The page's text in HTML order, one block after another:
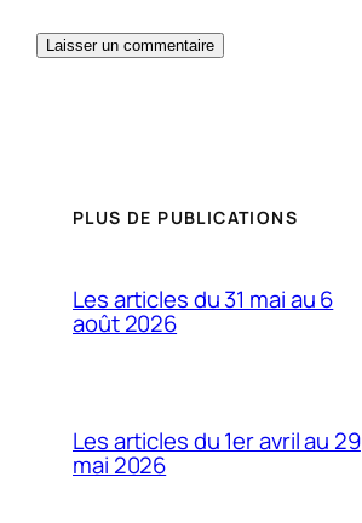
PLUS DE PUBLICATIONS
Les articles du 31 mai au 6
août 2026
Les articles du 1er avril au 29
mai 2026